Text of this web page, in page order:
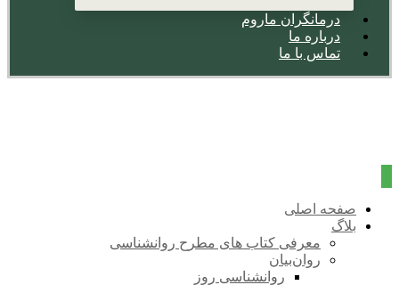
درمانگران ماروم
درباره ما
تماس با ما
صفحه اصلی
بلاگ
معرفی کتاب های مطرح روانشناسی
روان‌بیان
روانشناسی روز